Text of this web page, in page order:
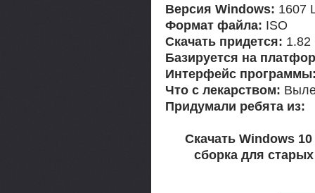
Версия Windows: 1607
Формат файла: ISO
Скачать придется: 1.82
Базируется на
Интерфейс
Что с лекарством:
Придумали ребята из:
Скачать Windows
сборка для